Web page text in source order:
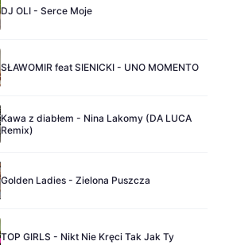
DJ OLI - Serce Moje
SŁAWOMIR feat SIENICKI - UNO MOMENTO
Kawa z diabłem - Nina Lakomy (DA LUCA
Remix)
Golden Ladies - Zielona Puszcza
TOP GIRLS - Nikt Nie Kręci Tak Jak Ty